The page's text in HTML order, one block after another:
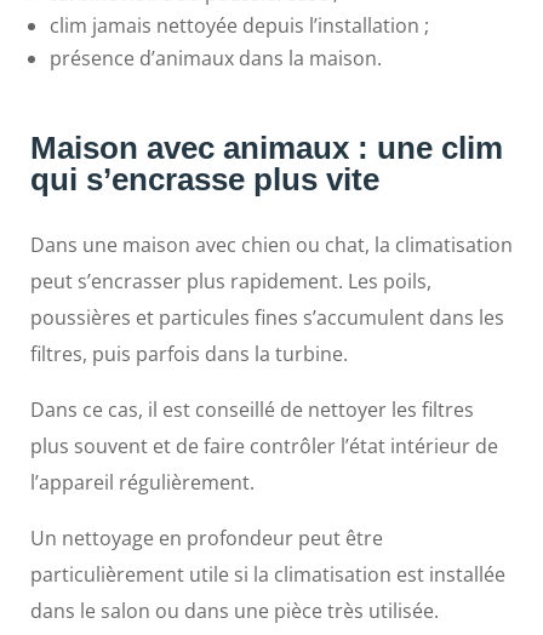
clim jamais nettoyée depuis l’installation ;
présence d’animaux dans la maison.
Maison avec animaux : une clim
qui s’encrasse plus vite
Dans une maison avec chien ou chat, la climatisation
peut s’encrasser plus rapidement. Les poils,
poussières et particules fines s’accumulent dans les
filtres, puis parfois dans la turbine.
Dans ce cas, il est conseillé de nettoyer les filtres
plus souvent et de faire contrôler l’état intérieur de
l’appareil régulièrement.
Un nettoyage en profondeur peut être
particulièrement utile si la climatisation est installée
dans le salon ou dans une pièce très utilisée.